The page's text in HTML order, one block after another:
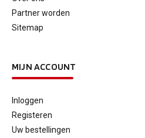
Partner worden
Sitemap
MIJN ACCOUNT
Inloggen
Registeren
Uw bestellingen